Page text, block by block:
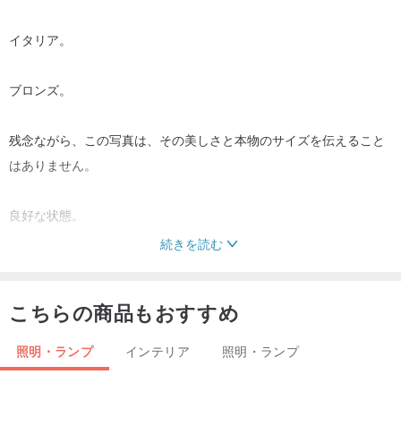
イタリア。
ブロンズ。
残念ながら、この写真は、その美しさと本物のサイズを伝えること
はありません。
良好な状態。
配線は、アジア、米国、カナダ、ヨーロッパで使用できます。
サイズ: 94 cm x 67 cm.
続きを読む
こちらの商品もおすすめ
照明・ランプ インテリア 照明・ランプ